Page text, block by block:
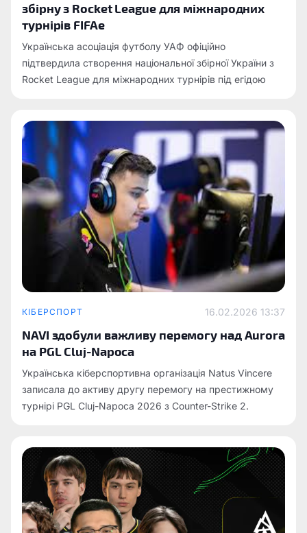
збірну з Rocket League для міжнародних
турнірів FIFAe
Українська асоціація футболу УАФ офіційно
підтвердила створення національної збірної України з
Rocket League для міжнародних турнірів під егідою
КІБЕРСПОРТ 16.02.2026 13:37
NAVI здобули важливу перемогу над Aurora
на PGL Cluj-Napoca
Українська кіберспортивна організація Natus Vincere
записала до активу другу перемогу на престижному
турнірі PGL Cluj-Napoca 2026 з Counter-Strike 2.